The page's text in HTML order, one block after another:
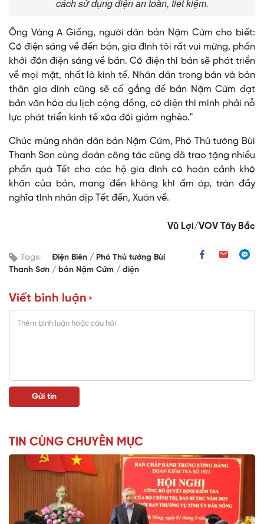
cách sử dụng điện an toàn, tiết kiệm.
Ông Vàng A Giống, người dân bản Nặm Cứm cho biết:
Có điện sáng về đến bản, gia đình tôi rất vui mừng, phấn
khởi đón điện sáng về bản. Có điện thì bản sẽ phát triển
về mọi mặt, nhất là kinh tế. Nhân dân trong bản và bản
thân gia đình cũng sẽ cố gắng để bản Nặm Cứm đạt
bản văn hóa du lịch cộng đồng, có điện thì mình phải nỗ
lực phát triển kinh tế xóa đói giảm nghèo."
Chúc mừng nhân dân bản Nặm Cứm, Phó Thủ tướng Bùi
Thanh Sơn cùng đoàn công tác cũng đã trao tặng nhiều
phần quà Tết cho các hộ gia đình có hoàn cảnh khó
khăn của bản, mang đến không khí ấm áp, tràn đầy
nghĩa tình nhân dịp Tết đến, Xuân về.
Vũ Lợi/VOV Tây Bắc
Tags: Điện Biên
Phó Thủ tướng Bùi
Thanh Sơn
bản Nặm Cứm điện
Viết bình luận
TIN CÙNG CHUYÊN MỤC